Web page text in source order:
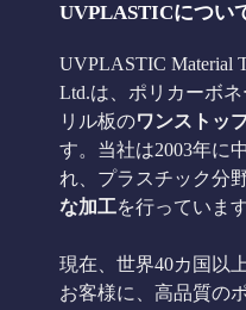
UVPLASTICについ
UVPLASTIC Material
Ltd.は、ポリカーボ
リル板のワンストッ
す。当社は2003年に
れ、プラスチック分
な加工を行っています
現在、世界40カ国以
お客様に、高品質の